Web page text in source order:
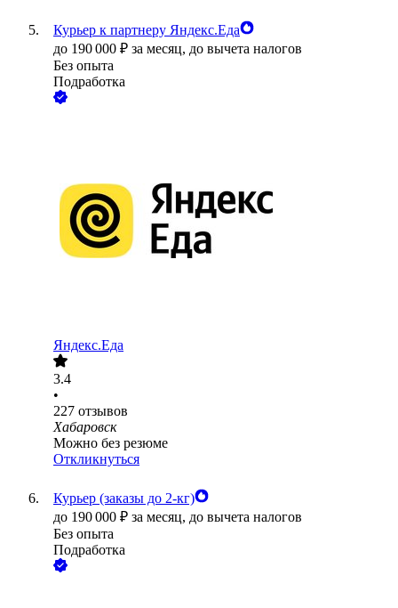
Курьер к партнеру Яндекс.Еда
до 190 000 ₽ за месяц, до вычета налогов
Без опыта
Подработка
Яндекс.Еда
3.4
•
227 отзывов
Хабаровск
Можно без резюме
Откликнуться
Курьер (заказы до 2-кг)
до 190 000 ₽ за месяц, до вычета налогов
Без опыта
Подработка